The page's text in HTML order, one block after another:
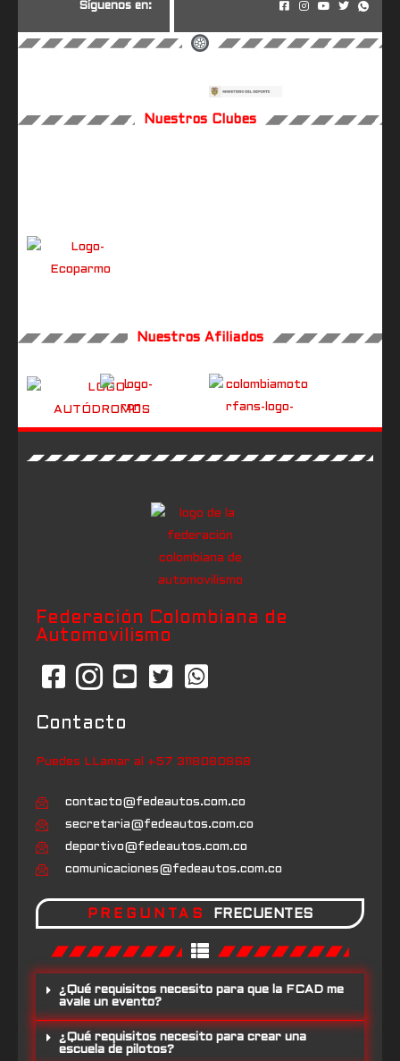
Síguenos en:
Nuestros Clubes
Nuestros Afiliados
Federación Colombiana de
Automovilismo
Contacto
Puedes LLamar al +57 3118080868
contacto@fedeautos.com.co
secretaria@fedeautos.com.co
deportivo@fedeautos.com.co
comunicaciones@fedeautos.com.co
PREGUNTAS FRECUENTES
¿Qué requisitos necesito para que la FCAD me
avale un evento?
¿Qué requisitos necesito para crear una
escuela de pilotos?